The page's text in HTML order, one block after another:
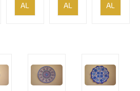
AL
CARRITO
AL
CARRITO
AL
CARRITO